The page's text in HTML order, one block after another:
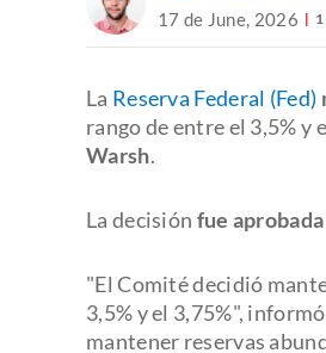
17 de June, 2026
La Reserva Federal (Fed)
rango de entre el 3,5%
Warsh.
La decisión fue
"El Comité decidió
3,5% y el 3,75%",
mantener reservas